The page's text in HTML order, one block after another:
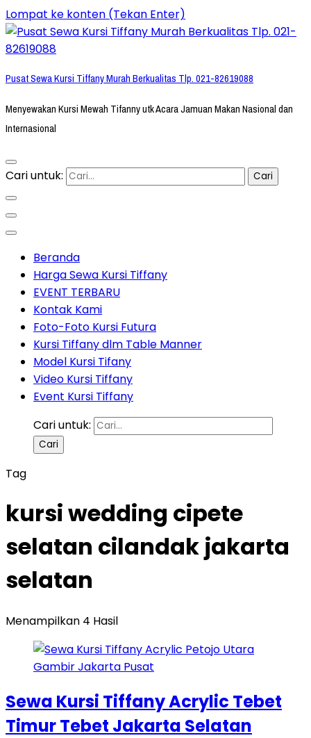
Lompat ke konten (Tekan Enter)
Pusat Sewa Kursi Tiffany Murah Berkualitas Tlp. 021-82619088
Menyewakan Kursi Mewah Tifanny utk Acara Jamuan Makan Nasional dan
Internasional
Cari untuk:
Beranda
Harga Sewa Kursi Tiffany
EVENT TERBARU
Kontak Kami
Foto-Foto Kursi Futura
Kursi Tiffany dlm Table Manner
Model Kursi Tifany
Video Kursi Tiffany
Event Kursi Tiffany
Cari untuk:
Tag
kursi wedding cipete
selatan cilandak jakarta
selatan
Menampilkan 4 Hasil
Sewa Kursi Tiffany Acrylic Tebet
Timur Tebet Jakarta Selatan